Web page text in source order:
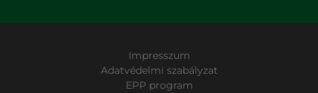
Impresszum
Adatvédelmi szabályzat
EPP program